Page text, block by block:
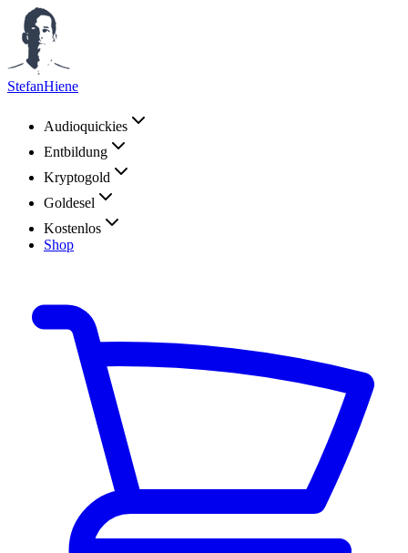
StefanHiene
Audioquickies
Entbildung
Kryptogold
Goldesel
Kostenlos
Shop